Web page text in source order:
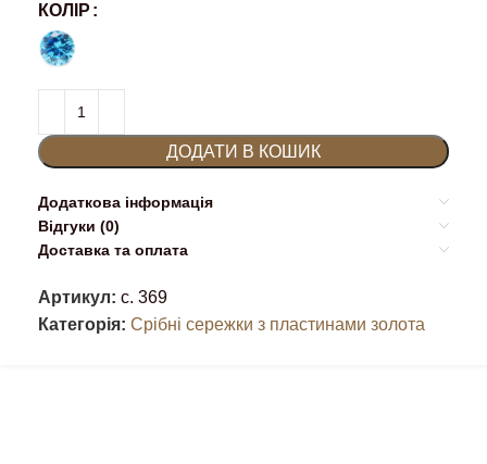
КОЛІР
ДОДАТИ В КОШИК
Додаткова інформація
Відгуки (0)
Доставка та оплата
Артикул: с. 369
Категорія: Срібні сережки з пластинами золота